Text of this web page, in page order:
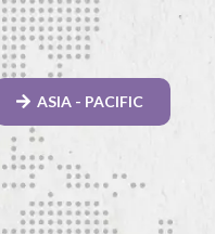
ASIA - PACIFIC